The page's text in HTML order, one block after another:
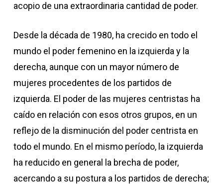
acopio de una extraordinaria cantidad de poder.
Desde la década de 1980, ha crecido en todo el
mundo el poder femenino en la izquierda y la
derecha, aunque con un mayor número de
mujeres procedentes de los partidos de
izquierda. El poder de las mujeres centristas ha
caído en relación con esos otros grupos, en un
reflejo de la disminución del poder centrista en
todo el mundo. En el mismo período, la izquierda
ha reducido en general la brecha de poder,
acercando a su postura a los partidos de derecha;